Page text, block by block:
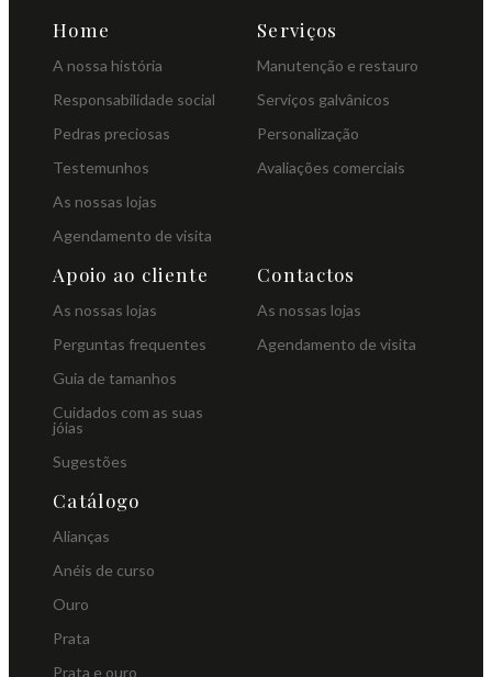
Home
A nossa história
Responsabilidade social
Pedras preciosas
Testemunhos
As nossas lojas
Agendamento de visita
Serviços
Manutenção e restauro
Serviços galvânicos
Personalização
Avaliações comerciais
Apoio ao cliente
As nossas lojas
Perguntas frequentes
Guia de tamanhos
Cuidados com as suas
jóias
Sugestões
Contactos
As nossas lojas
Agendamento de visita
Catálogo
Alianças
Anéis de curso
Ouro
Prata
Prata e ouro